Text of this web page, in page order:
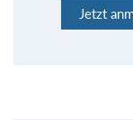
Jetzt